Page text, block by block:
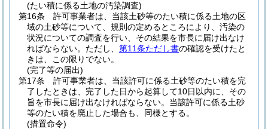
(たい積に係る土地の汚染調査)
第16条
許可事業者は、当該土砂等のたい積に係る土地の区
域の土砂等について、規則の定めるところにより、汚染の
状況についての調査を行い、その結果を市長に届け出なけ
ればならない。 ただし、 第11条ただし書の確認を受けたと
きは、この限りでない。
(完了等の届出)
第17条
許可事業者は、当該許可に係る土砂等のたい積を完
了したときは、完了した日から起算して10日以内に、その
旨を市長に届け出なければならない。 当該許可に係る土砂
等のたい積を廃止した場合も、同様とする。
(措置命令)